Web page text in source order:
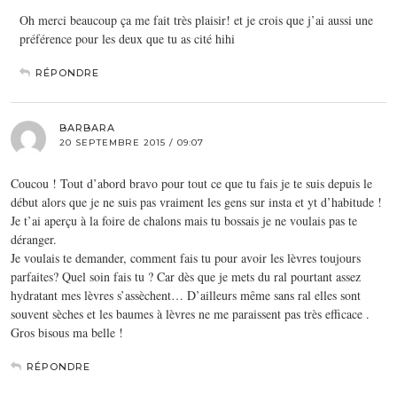
Oh merci beaucoup ça me fait très plaisir! et je crois que j’ai aussi une
préférence pour les deux que tu as cité hihi
RÉPONDRE
BARBARA
20 SEPTEMBRE 2015 / 09:07
Coucou ! Tout d’abord bravo pour tout ce que tu fais je te suis depuis le
début alors que je ne suis pas vraiment les gens sur insta et yt d’habitude !
Je t’ai aperçu à la foire de chalons mais tu bossais je ne voulais pas te
déranger.
Je voulais te demander, comment fais tu pour avoir les lèvres toujours
parfaites? Quel soin fais tu ? Car dès que je mets du ral pourtant assez
hydratant mes lèvres s’assèchent… D’ailleurs même sans ral elles sont
souvent sèches et les baumes à lèvres ne me paraissent pas très efficace .
Gros bisous ma belle !
RÉPONDRE